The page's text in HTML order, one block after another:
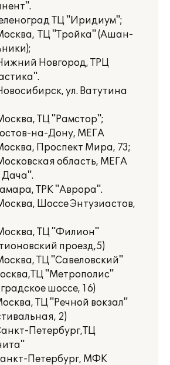
ТЦ "Иридиум";
ТЦ "Тройка" (Ашан-
Новгород, ТРЦ
ул. Ватутина
ТЦ "Рамстор";
на-Дону, МЕГА
Проспект Мира, 73;
область, МЕГА
Дача".
ТРК "Аврора".
Шоссе Энтузиастов,
ТЦ "Филион"
проезд,5)
ТЦ "Савеловский"
"Метрополис"
шоссе, 16)
ТЦ "Речной вокзал"
2)
Петербург,ТЦ
Петербург, МФК